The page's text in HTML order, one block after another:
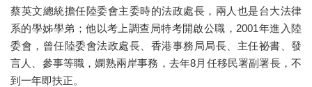
蔡英文總統擔任陸委會主委時的法政處長，兩人也是台大法律
系的學姊學弟；他以考上調查局特考開啟公職，2001年進入陸
委會，曾任陸委會法政處長、香港事務局局長、主任祕書、發
言人、參事等職，嫻熟兩岸事務，去年8月任移民署副署長，不
到一年即扶正。